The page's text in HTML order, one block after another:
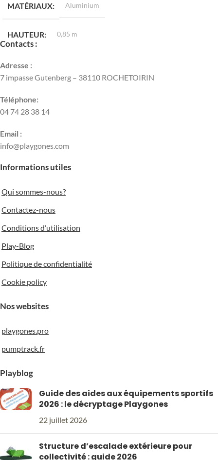
MATÉRIAUX
Aluminium
HAUTEUR 0,85 m
TYPE DE PROFILÉ
DIMENSION DU PROFILÉ
Ø 101,6 mm
Contacts :
Adresse :
7 impasse Gutenberg – 38110 ROCHETOIRIN
Téléphone:
04 74 28 38 14
Email :
info@playgones.com
Informations utiles
Qui sommes-nous?
Contactez-nous
Conditions d’utilisation
Play-Blog
Politique de confidentialité
Cookie policy
Nos websites
playgones.pro
pumptrack.fr
Playblog
Guide des aides aux équipements sportifs
2026 : le décryptage Playgones
22 juillet 2026
Structure d’escalade extérieure pour
collectivité : guide 2026